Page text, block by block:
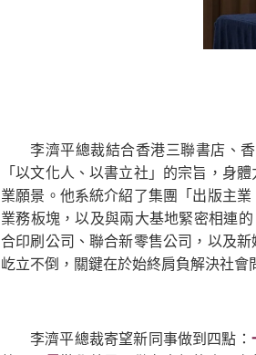
李濟平總裁結合香港三聯書店、
「以文化人、以書立社」的宗旨，身
業願景。他系統介紹了集團「出版主
業務板塊，以及與兩大基地緊密相連
合印刷公司、聯合新零售公司，以及
屹立不倒，關鍵在於始終肩負解決社會
李濟平總裁寄望新同事做到四點：